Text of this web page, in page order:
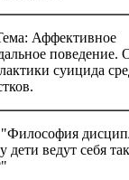
Аффективное
поведение.
суицида
дети ведут себя